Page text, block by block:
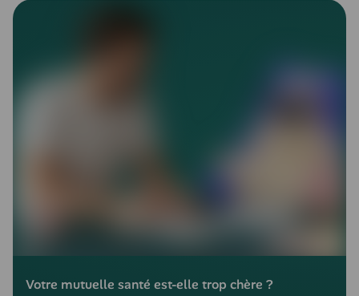
Votre mutuelle santé est-elle trop chère ?